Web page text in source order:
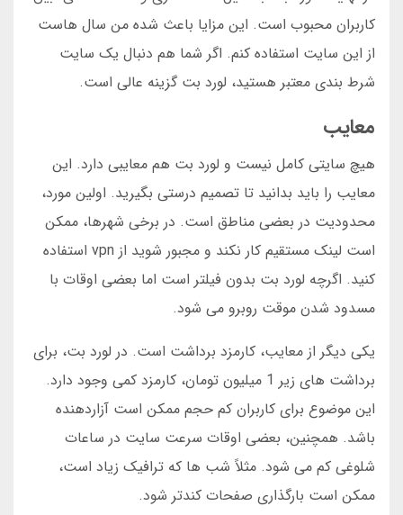
کاربران محبوب است. این مزایا باعث شده من سال هاست
از این سایت استفاده کنم. اگر شما هم دنبال یک سایت
شرط بندی معتبر هستید، لورد بت گزینه عالی است.
معایب
هیچ سایتی کامل نیست و لورد بت هم معایبی دارد. این
معایب را باید بدانید تا تصمیم درستی بگیرید. اولین مورد،
محدودیت در بعضی مناطق است. در برخی شهرها، ممکن
است لینک مستقیم کار نکند و مجبور شوید از vpn استفاده
کنید. اگرچه لورد بت بدون فیلتر است اما بعضی اوقات با
مسدود شدن موقت روبرو می شود.
یکی دیگر از معایب، کارمزد برداشت است. در لورد بت، برای
برداشت های زیر 1 میلیون تومان، کارمزد کمی وجود دارد.
این موضوع برای کاربران کم حجم ممکن است آزاردهنده
باشد. همچنین، بعضی اوقات سرعت سایت در ساعات
شلوغی کم می شود. مثلاً شب ها که ترافیک زیاد است،
ممکن است بارگذاری صفحات کندتر شود.